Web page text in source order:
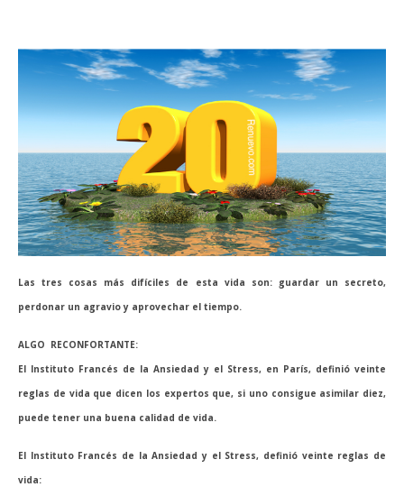
Las tres cosas más difíciles de esta vida son: guardar un secreto,
perdonar un agravio y aprovechar el tiempo.
ALGO RECONFORTANTE:
El Instituto Francés de la Ansiedad y el Stress, en París, definió veinte
reglas de vida que dicen los expertos que, si uno consigue asimilar diez,
puede tener una buena calidad de vida.
El Instituto Francés de la Ansiedad y el Stress, definió veinte reglas de
vida: